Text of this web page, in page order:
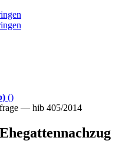
()
— hib 405/2014